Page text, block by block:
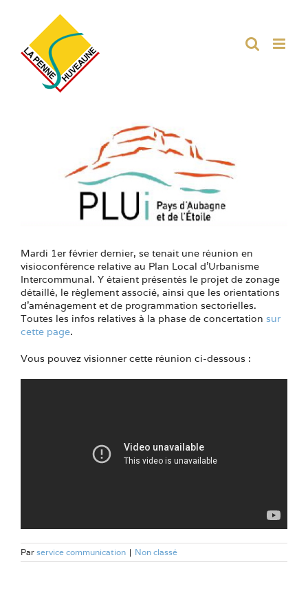
Mardi 1er février dernier, se tenait une réunion en
visioconférence relative au Plan Local d’Urbanisme
Intercommunal. Y étaient présentés le projet de zonage
détaillé, le règlement associé, ainsi que les orientations
d’aménagement et de programmation sectorielles.
Toutes les infos relatives à la phase de concertation sur
cette page.
Vous pouvez visionner cette réunion ci-dessous :
Par service communication | Non classé